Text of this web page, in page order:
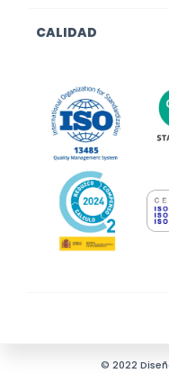
CALIDAD
© 2022